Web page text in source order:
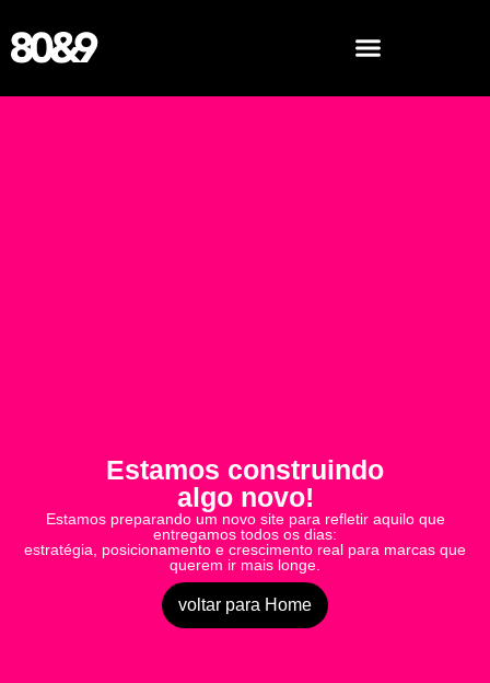
Estamos construindo
algo novo!
Estamos preparando um novo site para refletir aquilo que
entregamos todos os dias:
estratégia, posicionamento e crescimento real para marcas que
querem ir mais longe.
voltar para Home